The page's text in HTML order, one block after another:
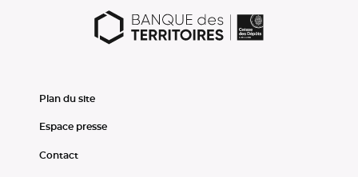
Plan du site
Espace presse
Contact